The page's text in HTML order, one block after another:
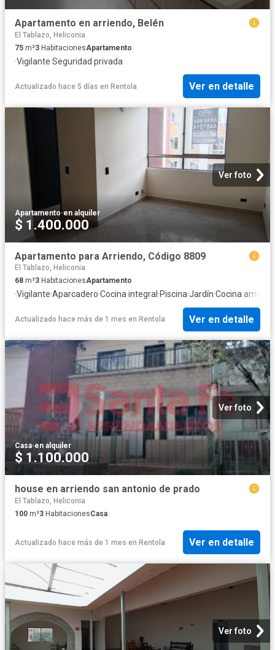
Apartamento en arriendo, Belén
El Tablazo, Heliconia
75 m²3 HabitacionesApartamento
·Vigilante·Seguridad privada
Actualizado hace 5 días en Rentola Ver en detalle
Ver foto
Apartamento·en alquiler
$ 1.400.000
Apartamento para Arriendo, Código 8809
El Tablazo, Heliconia
68 m²3 HabitacionesApartamento
·Vigilante·Aparcadero·Cocina integral ·Piscina·Jardín·Cocina
Actualizado hace más de 1 mes en Rentola Ver en detalle
Ver foto
Casa·en alquiler
$ 1.100.000
house en arriendo san antonio de prado
El Tablazo, Heliconia
100 m²3 HabitacionesCasa
Actualizado hace más de 1 mes en Rentola Ver en detalle
Ver foto